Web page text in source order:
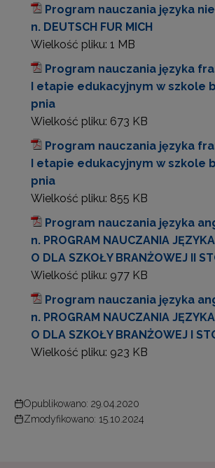
Program nauczania języka
n. DEUTSCH FUR MICH
Wielkość pliku: 1 MB
Program nauczania języka
I etapie edukacyjnym w szkole
pnia
Wielkość pliku: 673 KB
Program nauczania języka
I etapie edukacyjnym w szkole
pnia
Wielkość pliku: 855 KB
Program nauczania języka
n. PROGRAM NAUCZANIA
O DLA SZKOŁY BRANŻOWEJ II
Wielkość pliku: 977 KB
Program nauczania języka
n. PROGRAM NAUCZANIA
O DLA SZKOŁY BRANŻOWEJ I
Wielkość pliku: 923 KB
Opublikowano: 29.04.2020
Zmodyfikowano: 15.10.2024